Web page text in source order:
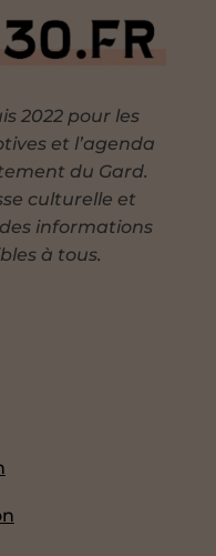
2022 pour les
et l’agenda
du Gard.
culturelle et
informations
à tous.